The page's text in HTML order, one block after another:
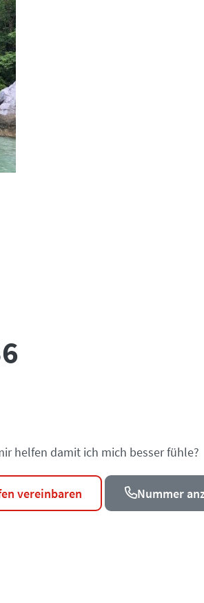
helfen damit ich mich besser fühle?
vereinbaren Nummer